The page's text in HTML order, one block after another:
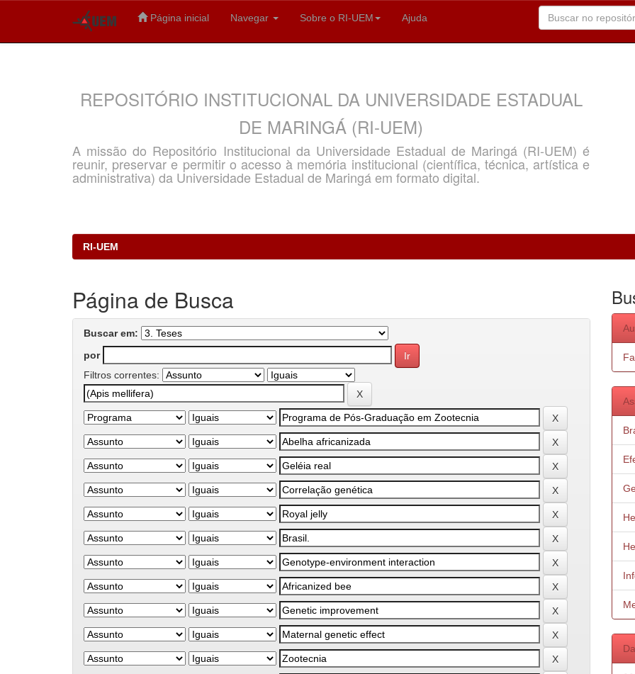
Página inicial Navegar Sobre o RI-UEM Ajuda
REPOSITÓRIO INSTITUCIONAL DA UNIVERSIDADE ESTADUAL
DE MARINGÁ (RI-UEM)
A missão do Repositório Institucional da Universidade Estadual de Maringá (RI-UEM) é
reunir, preservar e permitir o acesso à memória institucional (científica, técnica, artística e
administrativa) da Universidade Estadual de Maringá em formato digital.
RI-UEM
Página de Busca
Buscar em:
por
Filtros correntes: